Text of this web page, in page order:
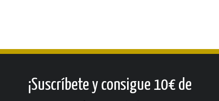
¡Suscríbete y consigue 10€ de